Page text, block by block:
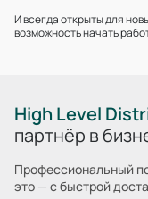
И всегда открыты для
возможность начать
High Level
партнёр в
Профессиональный
это — с быстрой